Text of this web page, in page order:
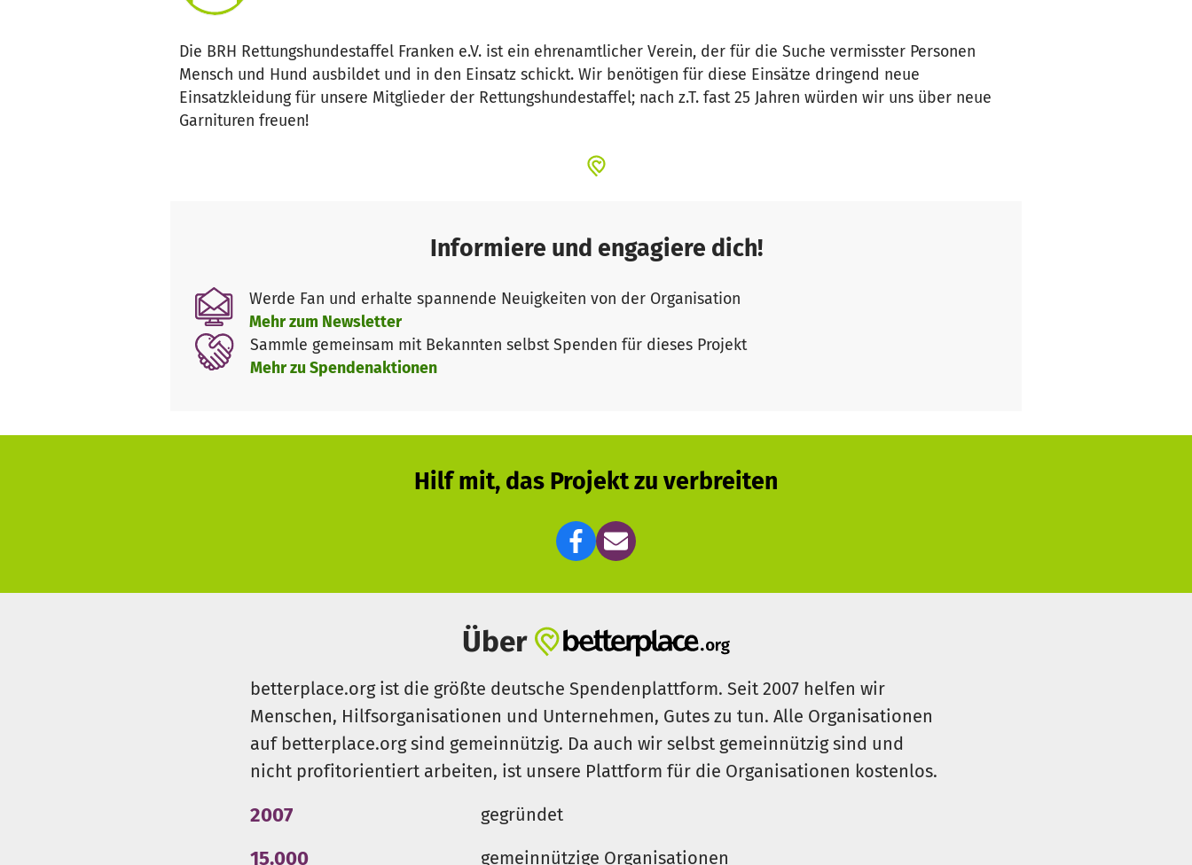
Die BRH Rettungshundestaffel Franken e.V. ist ein ehrenamtlicher Verein, der für die Suche vermisster Personen
Mensch und Hund ausbildet und in den Einsatz schickt. Wir benötigen für diese Einsätze dringend neue
Einsatzkleidung für unsere Mitglieder der Rettungshundestaffel; nach z.T. fast 25 Jahren würden wir uns über neue
Garnituren freuen!
Informiere und engagiere dich!
Werde Fan und erhalte spannende Neuigkeiten von der Organisation
Mehr zum Newsletter
Sammle gemeinsam mit Bekannten selbst Spenden für dieses Projekt
Mehr zu Spendenaktionen
Hilf mit, das Projekt zu verbreiten
Über
betterplace.org ist die größte deutsche Spendenplattform. Seit 2007 helfen wir
Menschen, Hilfsorganisationen und Unternehmen, Gutes zu tun. Alle Organisationen
auf betterplace.org sind gemeinnützig. Da auch wir selbst gemeinnützig sind und
nicht profitorientiert arbeiten, ist unsere Plattform für die Organisationen kostenlos.
2007 gegründet
15.000 gemeinnützige Organisationen